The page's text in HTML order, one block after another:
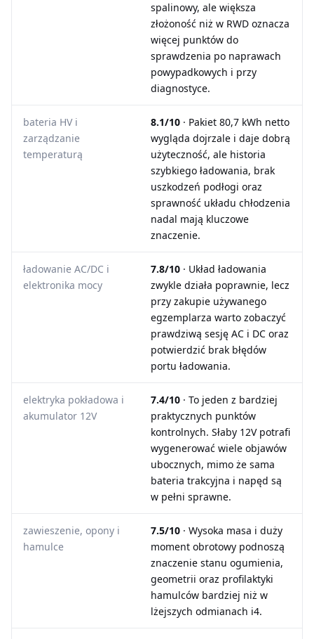
spalinowy, ale większa
złożoność niż w RWD oznacza
więcej punktów do
sprawdzenia po naprawach
powypadkowych i przy
diagnostyce.
bateria HV i
zarządzanie
temperaturą
8.1/10 · Pakiet 80,7 kWh netto
wygląda dojrzale i daje dobrą
użyteczność, ale historia
szybkiego ładowania, brak
uszkodzeń podłogi oraz
sprawność układu chłodzenia
nadal mają kluczowe
znaczenie.
ładowanie AC/DC i
elektronika mocy
7.8/10 · Układ ładowania
zwykle działa poprawnie, lecz
przy zakupie używanego
egzemplarza warto zobaczyć
prawdziwą sesję AC i DC oraz
potwierdzić brak błędów
portu ładowania.
elektryka pokładowa i
akumulator 12V
7.4/10 · To jeden z bardziej
praktycznych punktów
kontrolnych. Słaby 12V potrafi
wygenerować wiele objawów
ubocznych, mimo że sama
bateria trakcyjna i napęd są
w pełni sprawne.
zawieszenie, opony i
hamulce
7.5/10 · Wysoka masa i duży
moment obrotowy podnoszą
znaczenie stanu ogumienia,
geometrii oraz profilaktyki
hamulców bardziej niż w
lżejszych odmianach i4.